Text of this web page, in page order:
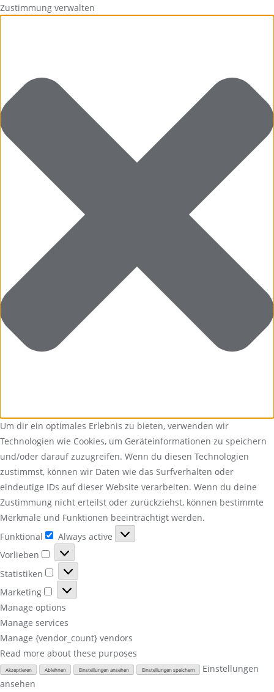
Zustimmung verwalten
Um dir ein optimales Erlebnis zu bieten, verwenden wir
Technologien wie Cookies, um Geräteinformationen zu speichern
und/oder darauf zuzugreifen. Wenn du diesen Technologien
zustimmst, können wir Daten wie das Surfverhalten oder
eindeutige IDs auf dieser Website verarbeiten. Wenn du deine
Zustimmung nicht erteilst oder zurückziehst, können bestimmte
Merkmale und Funktionen beeinträchtigt werden.
Funktional
Funktional
Always active
Vorlieben
Vorlieben
Statistiken
Statistiken
Marketing
Marketing
Manage options
Manage services
Manage {vendor_count} vendors
Read more about these purposes
Akzeptieren Ablehnen Einstellungen ansehen Einstellungen speichern
Einstellungen
ansehen